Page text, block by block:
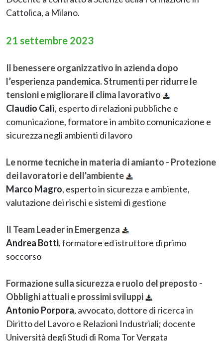
Cattolica, a Milano.
21 settembre 2023
Il benessere organizzativo in azienda dopo
l’esperienza pandemica. Strumenti per ridurre le
tensioni e migliorare il clima lavorativo
Claudio Calì, esperto di relazioni pubbliche e
comunicazione, formatore in ambito comunicazione e
sicurezza negli ambienti di lavoro
Le norme tecniche in materia di amianto - Protezione
dei lavoratori e dell'ambiente
Marco Magro, esperto in sicurezza e ambiente,
valutazione dei rischi e sistemi di gestione
Il Team Leader in Emergenza
Andrea Botti, formatore ed istruttore di primo
soccorso
Formazione sulla sicurezza e ruolo del preposto -
Obblighi attuali e prossimi sviluppi
Antonio Porpora, avvocato, dottore di ricerca in
Diritto del Lavoro e Relazioni Industriali; docente
Università degli Studi di Roma Tor Vergata